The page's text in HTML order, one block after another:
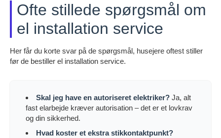
Ofte stillede spørgsmål om
el installation service
Her får du korte svar på de spørgsmål, husejere oftest stiller
før de bestiller el installation service.
Skal jeg have en autoriseret elektriker? Ja, alt
fast elarbejde kræver autorisation – det er et lovkrav
og din sikkerhed.
Hvad koster et ekstra stikkontaktpunkt?